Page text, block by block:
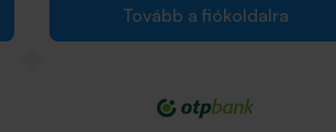
Tovább a fiókoldalra